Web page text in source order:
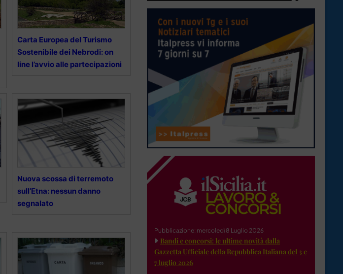
Carta Europea del Turismo
Sostenibile dei Nebrodi: on
line l’avvio alle partecipazioni
Nuova scossa di terremoto
sull’Etna: nessun danno
segnalato
Pubblicazione: mercoledì 8 Luglio 2026
Bandi e concorsi: le ultime novità dalla
Gazzetta Ufficiale della Repubblica Italiana del 3 e
7 luglio 2026